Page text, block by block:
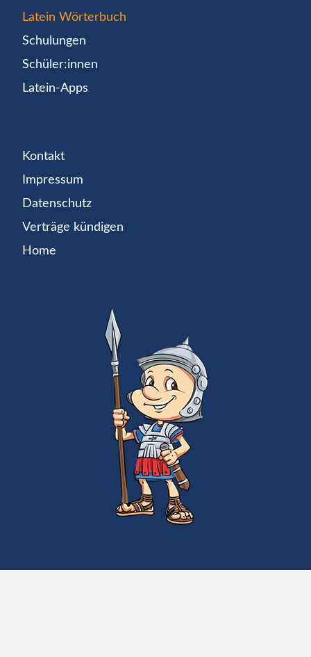
Latein Wörterbuch
Schulungen
Schüler:innen
Latein-Apps
Kontakt
Impressum
Datenschutz
Verträge kündigen
Home